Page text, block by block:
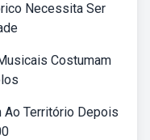
Necessita Ser
Costumam
Ao Território Depois